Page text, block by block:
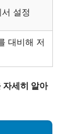
설정
대비해 저
자세히 알아